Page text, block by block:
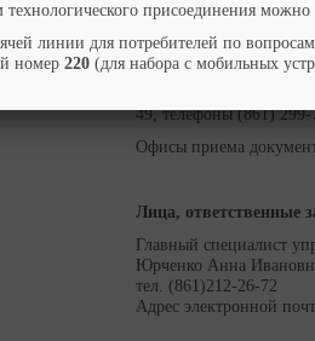
Единый контакт-
49, телефоны (861)
Офисы приема
Лица, ответственные
Главный специалист
Юрченко Анна
тел. (861)212-26-72
Адрес электронной
присоединения
линии для потребителей по
номер 220 (для набора с мобильных